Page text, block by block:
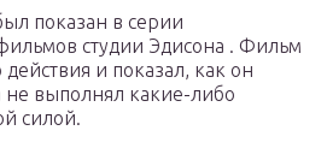
показан в серии
студии Эдисона . Фильм
и показал, как он
не выполнял какие-либо
силой.